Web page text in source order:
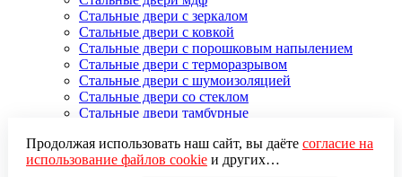
Стальные двери с зеркалом
Стальные двери с ковкой
Стальные двери с порошковым напылением
Стальные двери с терморазрывом
Стальные двери с шумоизоляцией
Стальные двери со стеклом
Стальные двери тамбурные
Усиленные стальные двери
Элитные стальные входные двери
Продолжая использовать наш сайт, вы даёте согласие на
использование файлов cookieи других